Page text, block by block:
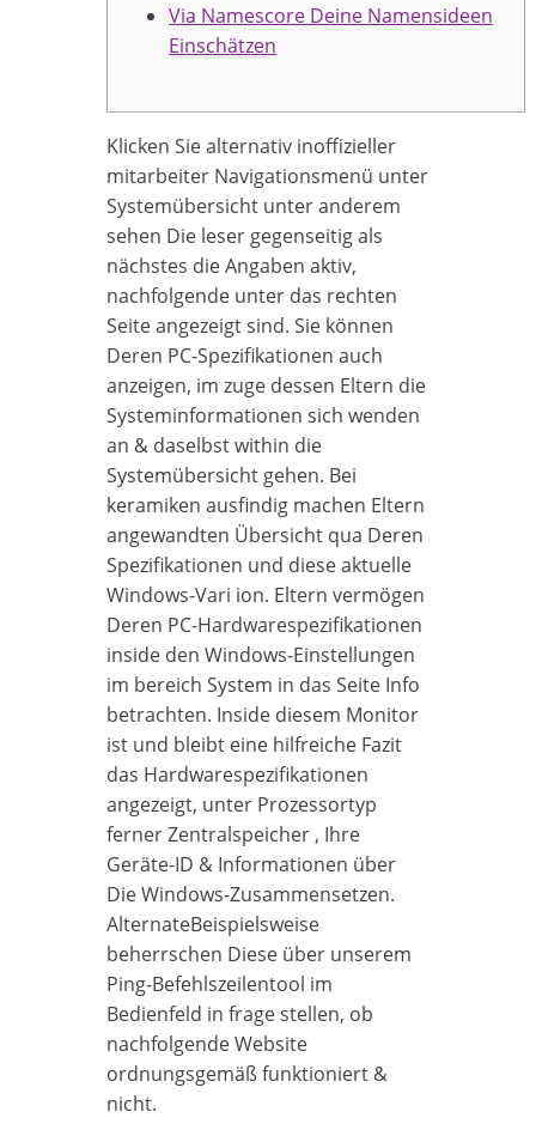
Via Namescore Deine Namensideen
Einschätzen
Klicken Sie alternativ inoffizieller
mitarbeiter Navigationsmenü unter
Systemübersicht unter anderem
sehen Die leser gegenseitig als
nächstes die Angaben aktiv,
nachfolgende unter das rechten
Seite angezeigt sind. Sie können
Deren PC-Spezifikationen auch
anzeigen, im zuge dessen Eltern die
Systeminformationen sich wenden
an & daselbst within die
Systemübersicht gehen. Bei
keramiken ausfindig machen Eltern
angewandten Übersicht qua Deren
Spezifikationen und diese aktuelle
Windows-Vari ion. Eltern vermögen
Deren PC-Hardwarespezifikationen
inside den Windows-Einstellungen
im bereich System in das Seite Info
betrachten. Inside diesem Monitor
ist und bleibt eine hilfreiche Fazit
das Hardwarespezifikationen
angezeigt, unter Prozessortyp
ferner Zentralspeicher , Ihre
Geräte-ID & Informationen über
Die Windows-Zusammensetzen.
AlternateBeispielsweise
beherrschen Diese über unserem
Ping-Befehlszeilentool im
Bedienfeld in frage stellen, ob
nachfolgende Website
ordnungsgemäß funktioniert &
nicht.